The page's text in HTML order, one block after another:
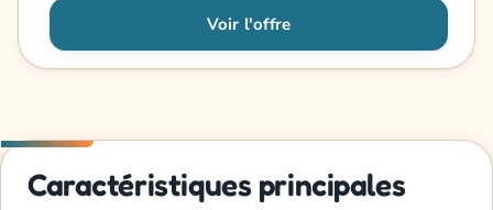
Voir l'offre
Caractéristiques principales